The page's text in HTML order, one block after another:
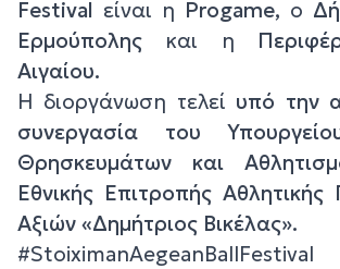
Festival είναι η Progame, ο
Ερμούπολης και η
Αιγαίου.
Η διοργάνωση τελεί υπό την
συνεργασία του
Θρησκευμάτων και
Εθνικής Επιτροπής Αθλητικής
Αξιών «Δημήτριος Βικέλας».
#StoiximanAegeanBallFestival